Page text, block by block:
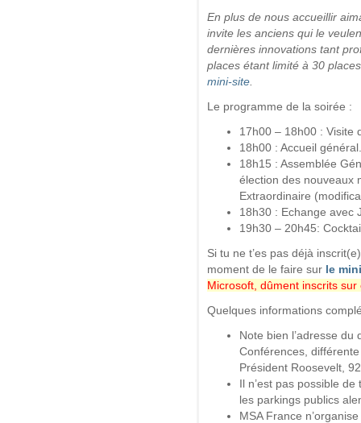
En plus de nous accueillir
invite les anciens qui le
dernières innovations tant
places étant limité à 30
mini-site
Le programme de la soirée :
17h00 – 18h00 : Visite
18h00 : Accueil général.
18h15 : Assemblée
élection des nouveaux
Extraordinaire
18h30 : Echange avec
19h30 – 20h45:
Si tu ne t’es pas déjà
moment de le faire sur le
Microsoft, dûment inscrits
Quelques informations
Note bien l’adresse
Conférences,
Président Roosevelt,
Il n’est pas possible
les parkings publics
MSA France